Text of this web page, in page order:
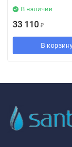
В наличии
33 110 ₽
В